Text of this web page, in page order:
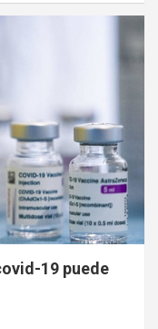
19 puede